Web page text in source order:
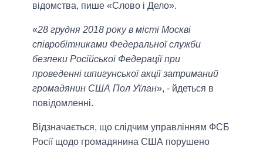
відомства, пише «Слово і Дело».
«28 грудня 2018 року в місті Москві
співробітниками Федеральної служби
безпеки Російської Федерації при
проведенні шпигунської акції затриманий
громадянин США Пол Уїлан», - йдеться в
повідомленні.
Відзначається, що слідчим управлінням ФСБ
Росії щодо громадянина США порушено